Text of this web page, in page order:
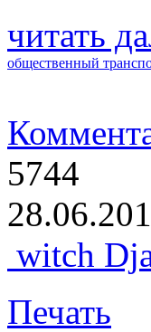
читать
общественный
5744
witch
Печать